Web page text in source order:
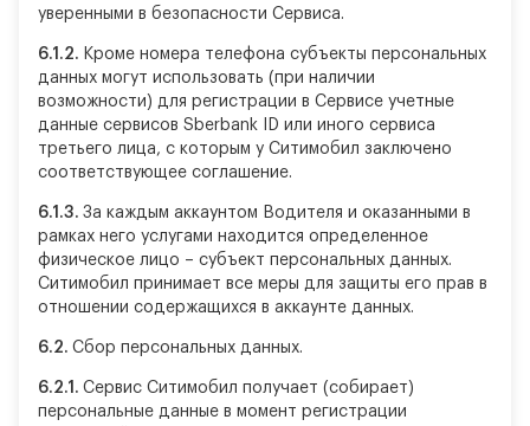
уверенными в безопасности Сервиса.
6.1.2. Кроме номера телефона субъекты персональных
данных могут использовать (при наличии
возможности) для регистрации в Сервисе учетные
данные сервисов Sberbank ID или иного сервиса
третьего лица, с которым у Ситимобил заключено
соответствующее соглашение.
6.1.3. За каждым аккаунтом Водителя и оказанными в
рамках него услугами находится определенное
физическое лицо – субъект персональных данных.
Ситимобил принимает все меры для защиты его прав в
отношении содержащихся в аккаунте данных.
6.2. Сбор персональных данных.
6.2.1. Сервис Ситимобил получает (собирает)
персональные данные в момент регистрации